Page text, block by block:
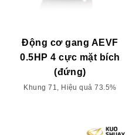
Động cơ gang AEVF
0.5HP 4 cực mặt bích
(đứng)
Khung 71, Hiệu quả 73.5%